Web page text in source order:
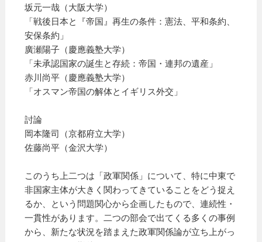
坂元一哉（大阪大学）
「戦後日本と『帝国』再生の条件：憲法、平和条約、
安保条約」
廣瀬陽子（慶應義塾大学）
「未承認国家の誕生と存続：帝国・連邦の遺産」
赤川尚平（慶應義塾大学）
「オスマン帝国の解体とイギリス外交」
討論
岡本隆司（京都府立大学）
佐藤尚平（金沢大学）
このうち上二つは「政軍関係」について、特に中東で
非国家主体が大きく関わってきていることをどう捉え
るか、という問題関心から企画したもので、連続性・
一貫性があります。二つの部会で出てくる多くの事例
から、新たな状況を踏まえた政軍関係論が立ち上がっ